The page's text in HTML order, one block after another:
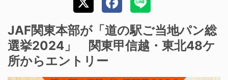
JAF関東本部が「道の駅ご当地パン総
選挙2024」 関東甲信越・東北48ケ
所からエントリー